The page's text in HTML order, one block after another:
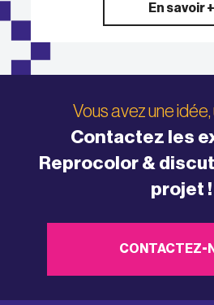
En savoir +
Vous avez une idée,
Contactez les
Reprocolor &
projet !
CONTACTEZ-